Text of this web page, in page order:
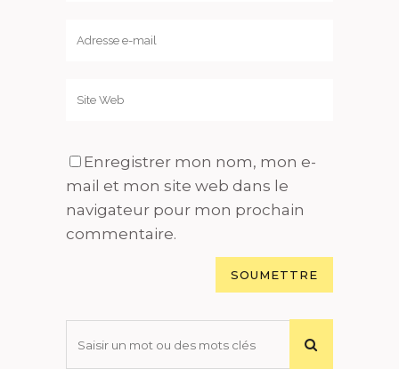
Enregistrer mon nom, mon e-
mail et mon site web dans le
navigateur pour mon prochain
commentaire.